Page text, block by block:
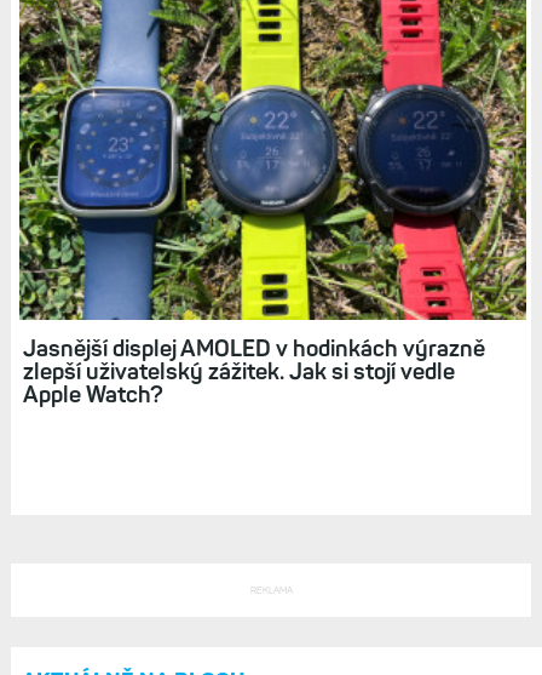
Stylové hodinky Venu X1: Kompletní výbava
v obdélníkovém designu, tenkém těle a velkou
úhlopříčkou
si stojí v porovnání s konkurencí a co musely